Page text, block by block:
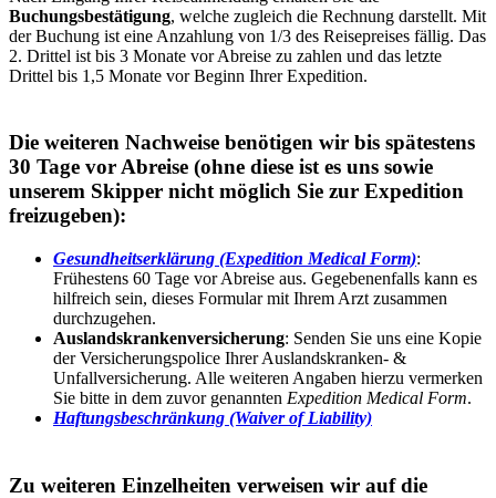
Buchungsbestätigung, welche zugleich die Rechnung darstellt. Mit
der Buchung ist eine Anzahlung von 1/3 des Reisepreises fällig. Das
2. Drittel ist bis 3 Monate vor Abreise zu zahlen und das letzte
Drittel bis 1,5 Monate vor Beginn Ihrer Expedition.
Die weiteren Nachweise benötigen wir bis spätestens
30 Tage vor Abreise (ohne diese ist es uns sowie
unserem Skipper nicht möglich Sie zur Expedition
freizugeben):
Gesundheitserklärung (Expedition Medical Form):
Frühestens 60 Tage vor Abreise aus. Gegebenenfalls kann es
hilfreich sein, dieses Formular mit Ihrem Arzt zusammen
durchzugehen.
Auslandskrankenversicherung: Senden Sie uns eine Kopie
der Versicherungspolice Ihrer Auslandskranken- &
Unfallversicherung. Alle weiteren Angaben hierzu vermerken
Sie bitte in dem zuvor genannten Expedition Medical Form.
Haftungsbeschränkung (Waiver of Liability)
Zu weiteren Einzelheiten verweisen wir auf die